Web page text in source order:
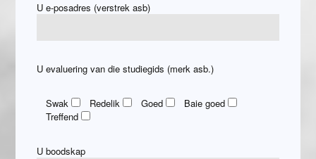
U e-posadres (verstrek asb)
U evaluering van die studiegids (merk asb.)
Swak Redelik Goed
Baie goed
Treffend
U boodskap